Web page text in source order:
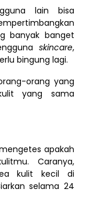
lain bisa
banyak banget
skincare,
bingung lagi.
orang yang
yang sama
apakah
Caranya,
kulit kecil di
selama 24